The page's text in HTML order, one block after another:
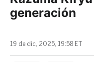
generación
19 de dic, 2025, 19:58 ET